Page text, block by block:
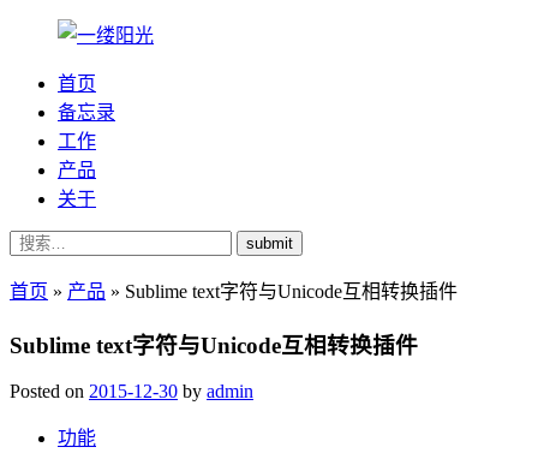
首页
备忘录
工作
产品
关于
submit
首页 » 产品 » Sublime text字符与Unicode互相转换插件
Sublime text字符与Unicode互相转换插件
Posted on 2015-12-30 by admin
功能